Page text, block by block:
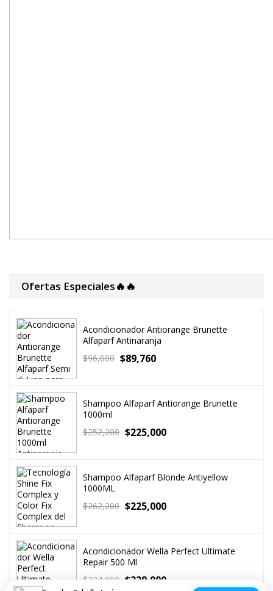
Ofertas Especiales🔥🔥
Acondicionador Antiorange Brunette
Alfaparf Antinaranja
$96,000 $89,760
Shampoo Alfaparf Antiorange Brunette
1000ml
$252,200 $225,000
Shampoo Alfaparf Blonde Antiyellow
1000ML
$262,200 $225,000
Acondicionador Wella Perfect Ultimate
Repair 500 Ml
$234,000 $229,000